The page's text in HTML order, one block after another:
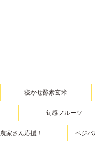
寝かせ酵素玄米
旬感フルーツ
農家さん応援！ ベジバ